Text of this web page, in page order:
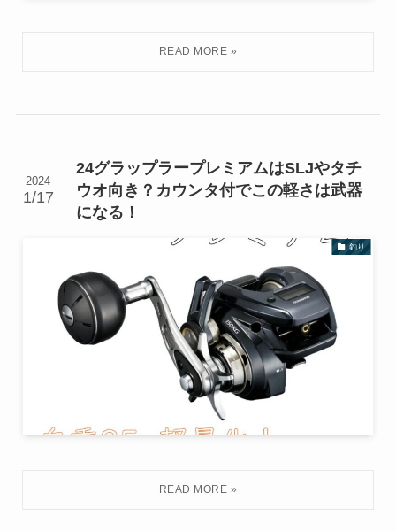
24グラップラープレミアムはSLJやタチ
ウオ向き？カウンタ付でこの軽さは武器
になる！
2024
1/17
釣り